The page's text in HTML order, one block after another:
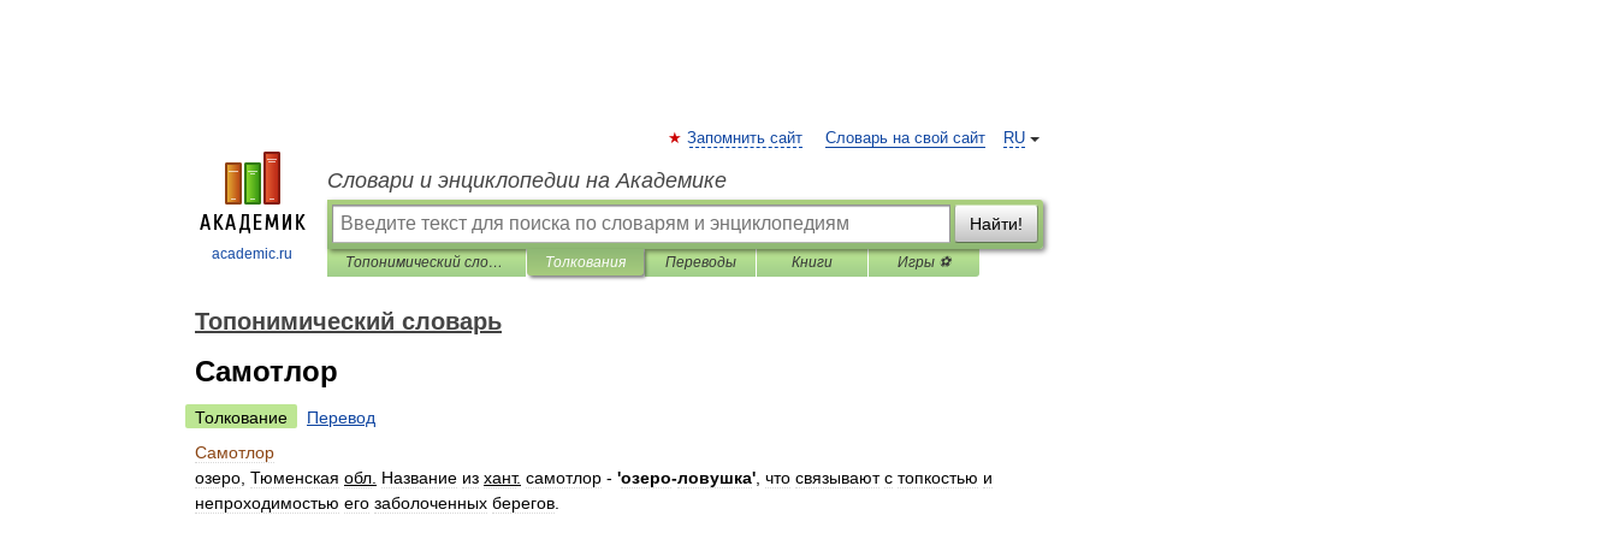
academic.ru
RU
Запомнить сайт Словарь на свой сайт
Словари и энциклопедии на Академике
Найти!
Топонимический словарь Толкования Переводы Книги Игры ⚽
Топонимический словарь
Самотлор
Толкование
Перевод
Самотлор
озеро Тюменская обл Название из хант. самотлор - 'озеро-ловушка' что связывают с топкостью и
непроходимостью его заболоченных берегов